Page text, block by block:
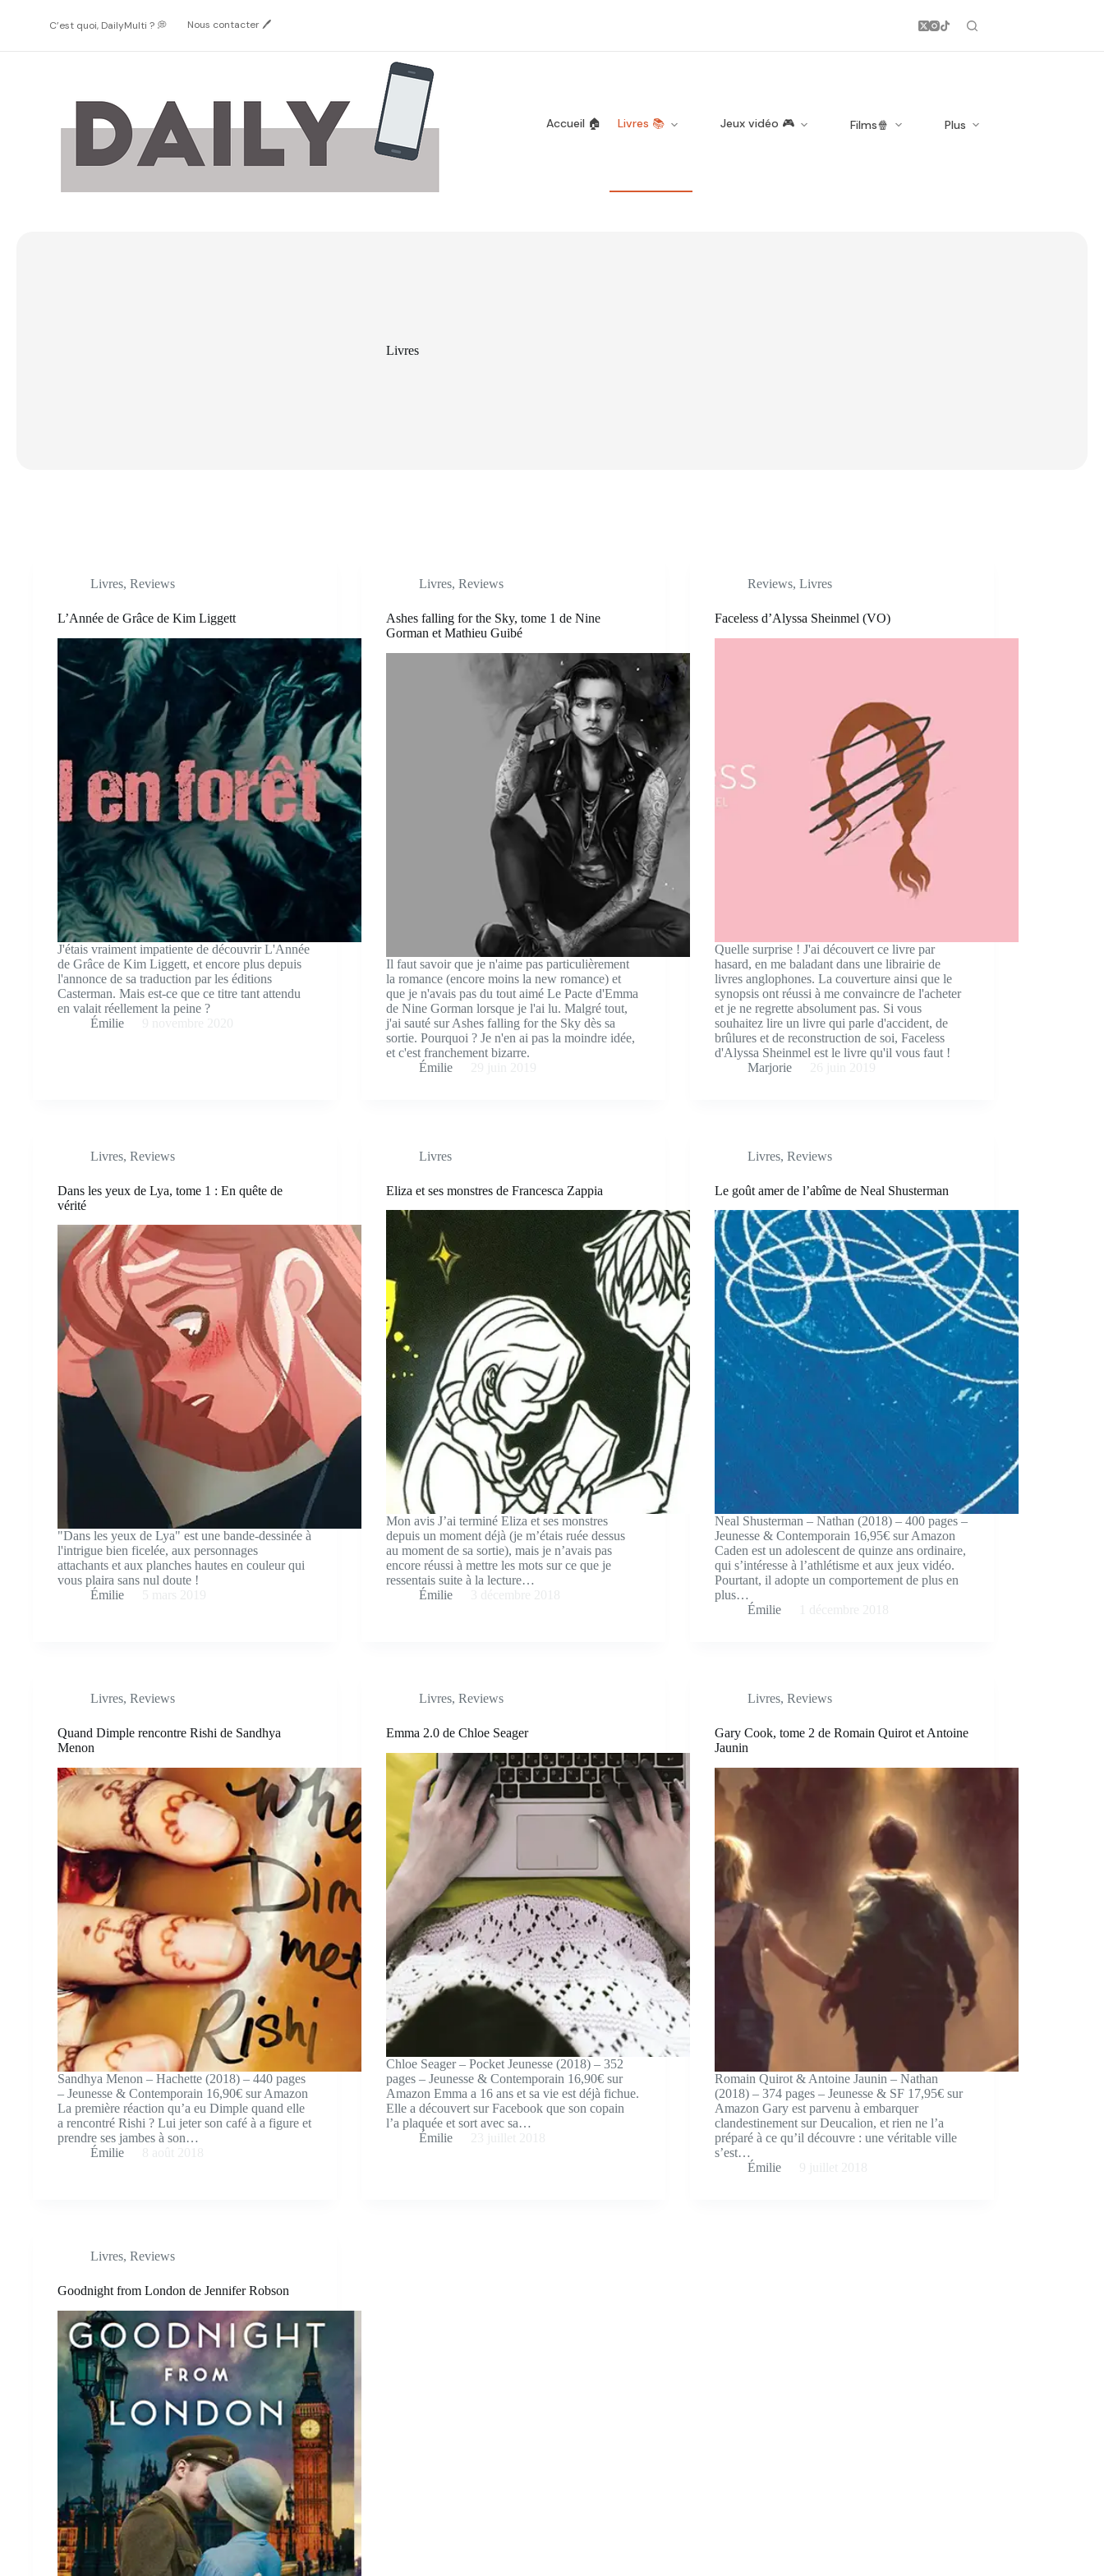
C’est quoi, DailyMulti ? 💭 Nous contacter 🖊️
Accueil 🏠 Livres 📚 Jeux vidéo 🎮 Films🍿 Plus
Livres
Livres, Reviews
L’Année de Grâce de Kim Liggett
J'étais vraiment impatiente de découvrir L'Année
de Grâce de Kim Liggett, et encore plus depuis
l'annonce de sa traduction par les éditions
Casterman. Mais est-ce que ce titre tant attendu
en valait réellement la peine ?
Émilie
Livres, Reviews
Ashes falling for the Sky, tome 1 de Nine
Gorman et Mathieu Guibé
Il faut savoir que je n'aime pas particulièrement
la romance (encore moins la new romance) et
que je n'avais pas du tout aimé Le Pacte d'Emma
de Nine Gorman lorsque je l'ai lu. Malgré tout,
j'ai sauté sur Ashes falling for the Sky dès sa
sortie. Pourquoi ? Je n'en ai pas la moindre idée,
et c'est franchement bizarre.
Émilie
Reviews, Livres
Faceless d’Alyssa Sheinmel (VO)
Quelle surprise ! J'ai découvert ce livre par
hasard, en me baladant dans une librairie de
livres anglophones. La couverture ainsi que le
synopsis ont réussi à me convaincre de l'acheter
et je ne regrette absolument pas. Si vous
souhaitez lire un livre qui parle d'accident, de
brûlures et de reconstruction de soi, Faceless
d'Alyssa Sheinmel est le livre qu'il vous faut !
Marjorie
Livres, Reviews
Dans les yeux de Lya, tome 1 : En quête de
vérité
"Dans les yeux de Lya" est une bande-dessinée à
l'intrigue bien ficelée, aux personnages
attachants et aux planches hautes en couleur qui
vous plaira sans nul doute !
Émilie
Livres
Eliza et ses monstres de Francesca Zappia
Mon avis J’ai terminé Eliza et ses monstres
depuis un moment déjà (je m’étais ruée dessus
au moment de sa sortie), mais je n’avais pas
encore réussi à mettre les mots sur ce que je
ressentais suite à la lecture…
Émilie
Livres, Reviews
Le goût amer de l’abîme de Neal Shusterman
Neal Shusterman – Nathan (2018) – 400 pages –
Jeunesse & Contemporain 16,95€ sur Amazon
Caden est un adolescent de quinze ans ordinaire,
qui s’intéresse à l’athlétisme et aux jeux vidéo.
Pourtant, il adopte un comportement de plus en
plus…
Émilie
Livres, Reviews
Quand Dimple rencontre Rishi de Sandhya
Menon
Sandhya Menon – Hachette (2018) – 440 pages
– Jeunesse & Contemporain 16,90€ sur Amazon
La première réaction qu’a eu Dimple quand elle
a rencontré Rishi ? Lui jeter son café à a figure et
prendre ses jambes à son…
Émilie
Livres, Reviews
Emma 2.0 de Chloe Seager
Chloe Seager – Pocket Jeunesse (2018) – 352
pages – Jeunesse & Contemporain 16,90€ sur
Amazon Emma a 16 ans et sa vie est déjà fichue.
Elle a découvert sur Facebook que son copain
l’a plaquée et sort avec sa…
Émilie
Livres, Reviews
Gary Cook, tome 2 de Romain Quirot et Antoine
Jaunin
Romain Quirot & Antoine Jaunin – Nathan
(2018) – 374 pages – Jeunesse & SF 17,95€ sur
Amazon Gary est parvenu à embarquer
clandestinement sur Deucalion, et rien ne l’a
préparé à ce qu’il découvre : une véritable ville
s’est…
Émilie
Livres, Reviews
Goodnight from London de Jennifer Robson